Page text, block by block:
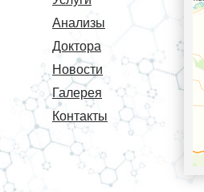
Анализы
Доктора
Новости
Галерея
Контакты